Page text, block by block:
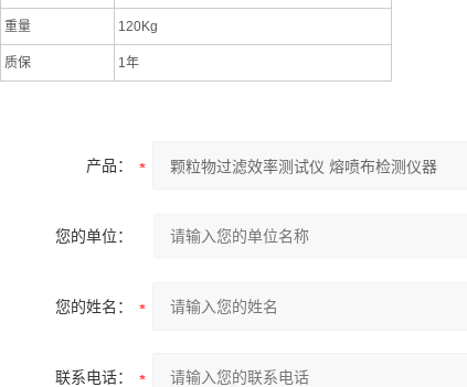
重量 120Kg
质保 1年
产品：
您的单位：
您的姓名：
联系电话：